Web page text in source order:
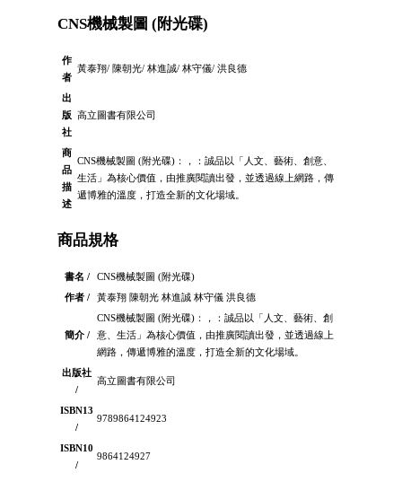
CNS機械製圖 (附光碟)
作
者
黃泰翔/ 陳朝光/ 林進誠/ 林守儀/ 洪良德
出
版
社
高立圖書有限公司
商
品
描
述
CNS機械製圖 (附光碟)：，：誠品以「人文、藝術、創意、
生活」為核心價值，由推廣閱讀出發，並透過線上網路，傳
遞博雅的溫度，打造全新的文化場域。
商品規格
書名 /
CNS機械製圖 (附光碟)
作者 /
黃泰翔 陳朝光 林進誠 林守儀 洪良德
簡介 /
CNS機械製圖 (附光碟)：，：誠品以「人文、藝術、創
意、生活」為核心價值，由推廣閱讀出發，並透過線上
網路，傳遞博雅的溫度，打造全新的文化場域。
出版社
/
高立圖書有限公司
ISBN13
/
9789864124923
ISBN10
/
9864124927